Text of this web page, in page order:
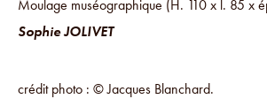
Moulage muséographique (H. 110 x l. 85 x
Sophie JOLIVET
crédit photo : © Jacques Blanchard.